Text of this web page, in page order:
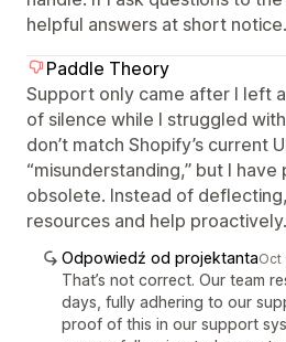
helpful answers at short notice.
Paddle Theory
Support only came after I left
of silence while I struggled
don’t match Shopify’s current
“misunderstanding,” but I
obsolete. Instead of
resources and help proactively.
Odpowiedź od projektantaOct
That’s not correct. Our team
days, fully adhering to our
proof of this in our support